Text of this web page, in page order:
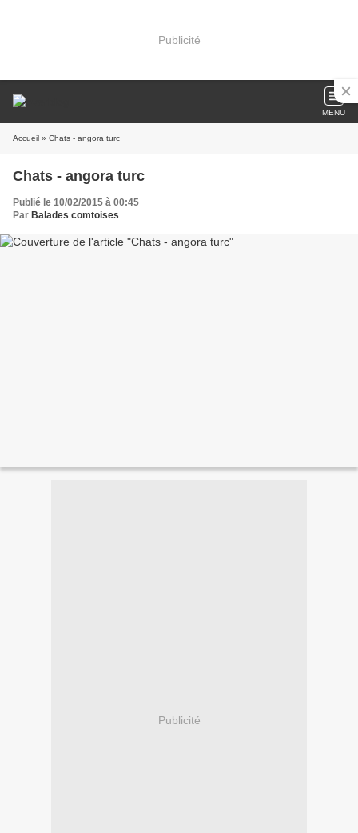
Publicité
MENU
Accueil » Chats - angora turc
Chats - angora turc
Publié le 10/02/2015 à 00:45
Par Balades comtoises
Publicité